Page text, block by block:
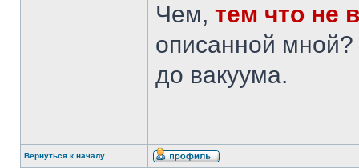
Чем, тем что не
описанной
до вакуума.
Вернуться к началу